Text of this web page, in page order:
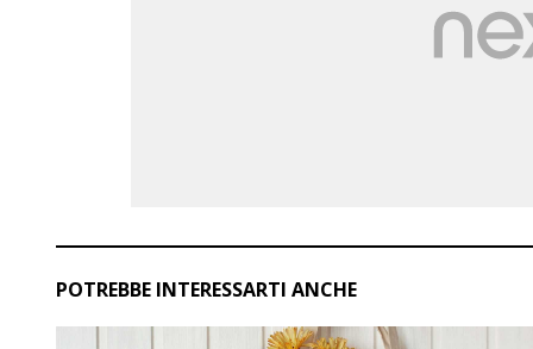
POTREBBE INTERESSARTI ANCHE